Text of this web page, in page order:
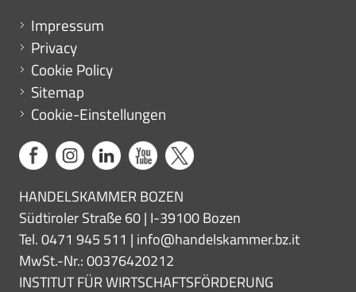
Menu footer
Impressum
Privacy
Cookie Policy
Sitemap
Cookie-Einstellungen
HANDELSKAMMER BOZEN
Südtiroler Straße 60 | I-39100 Bozen
Tel. 0471 945 511 | info@handelskammer.bz.it
MwSt.-Nr.: 00376420212
INSTITUT FÜR WIRTSCHAFTSFÖRDERUNG